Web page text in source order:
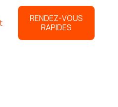
RENDEZ-VOUS
RAPIDES